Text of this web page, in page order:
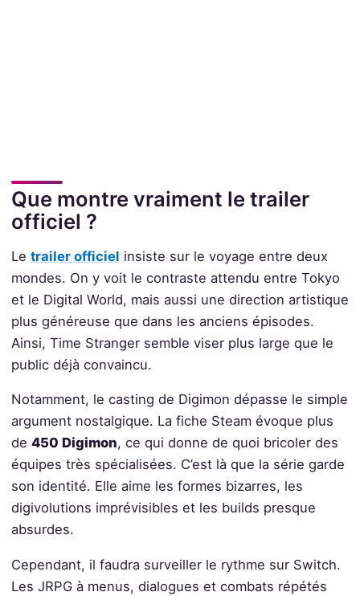
Que montre vraiment le trailer
officiel ?
Le trailer officiel insiste sur le voyage entre deux
mondes. On y voit le contraste attendu entre Tokyo
et le Digital World, mais aussi une direction artistique
plus généreuse que dans les anciens épisodes.
Ainsi, Time Stranger semble viser plus large que le
public déjà convaincu.
Notamment, le casting de Digimon dépasse le simple
argument nostalgique. La fiche Steam évoque plus
de 450 Digimon, ce qui donne de quoi bricoler des
équipes très spécialisées. C’est là que la série garde
son identité. Elle aime les formes bizarres, les
digivolutions imprévisibles et les builds presque
absurdes.
Cependant, il faudra surveiller le rythme sur Switch.
Les JRPG à menus, dialogues et combats répétés